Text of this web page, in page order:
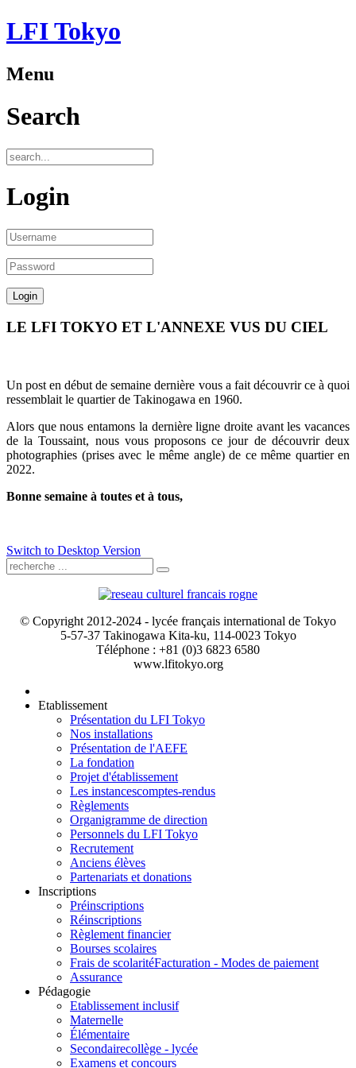
LFI Tokyo
Menu
Search
Login
LE LFI TOKYO ET L'ANNEXE VUS DU CIEL
Un post en début de semaine dernière vous a fait découvrir ce à quoi
ressemblait le quartier de Takinogawa en 1960.
Alors que nous entamons la dernière ligne droite avant les vacances
de la Toussaint, nous vous proposons ce jour de découvrir deux
photographies (prises avec le même angle) de ce même quartier en
2022.
Bonne semaine à toutes et à tous,
Switch to Desktop Version
© Copyright 2012-2024 - lycée français international de Tokyo
5-57-37 Takinogawa Kita-ku, 114-0023 Tokyo
Téléphone : +81 (0)3 6823 6580
www.lfitokyo.org
Etablissement
Présentation du LFI Tokyo
Nos installations
Présentation de l'AEFE
La fondation
Projet d'établissement
Les instancescomptes-rendus
Règlements
Organigramme de direction
Personnels du LFI Tokyo
Recrutement
Anciens élèves
Partenariats et donations
Inscriptions
Préinscriptions
Réinscriptions
Règlement financier
Bourses scolaires
Frais de scolaritéFacturation - Modes de paiement
Assurance
Pédagogie
Etablissement inclusif
Maternelle
Élémentaire
Secondairecollège - lycée
Examens et concours